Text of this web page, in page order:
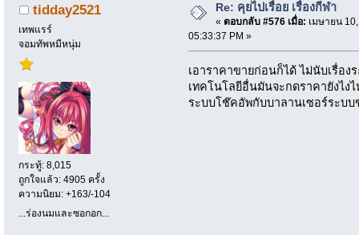
tidday2521
เทพแรร์
จอมทัพหมีหนุ่ม
กระทู้: 8,015
ถูกใจแล้ว: 4905 ครั้ง
ความนิยม: +163/-104
...ร่องนมและซอกอก...
Re: คุยไปเรื่อย เรื่องกีฬา
« ตอบกลับ #576 เมื่อ: เมษายน
05:33:37 PM »
เอาราคาขายก่อนก็ได้ ไม่นับเรื่อง
เทคโนโลยีอื่นมันจะกดราคายังไง
ระบบโช๊คอัพกับบาลานเซอร์ระบบ